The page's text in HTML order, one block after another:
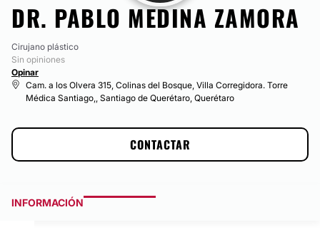
DR. PABLO MEDINA ZAMORA
Cirujano plástico
Sin opiniones
Opinar
Cam. a los Olvera 315, Colinas del Bosque, Villa Corregidora. Torre
Médica Santiago,, Santiago de Querétaro, Querétaro
CONTACTAR
INFORMACIÓN